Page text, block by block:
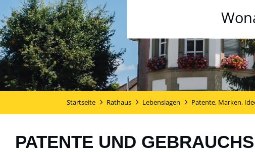
Startseite Rathaus Lebenslagen Patente, Marken,
PATENTE UND